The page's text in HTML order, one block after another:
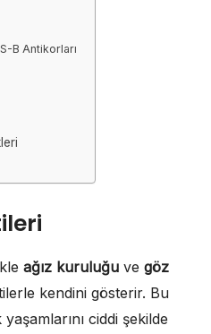
B Antikorları
ağız kuruluğu ve göz
kendini gösterir. Bu
ciddi şekilde